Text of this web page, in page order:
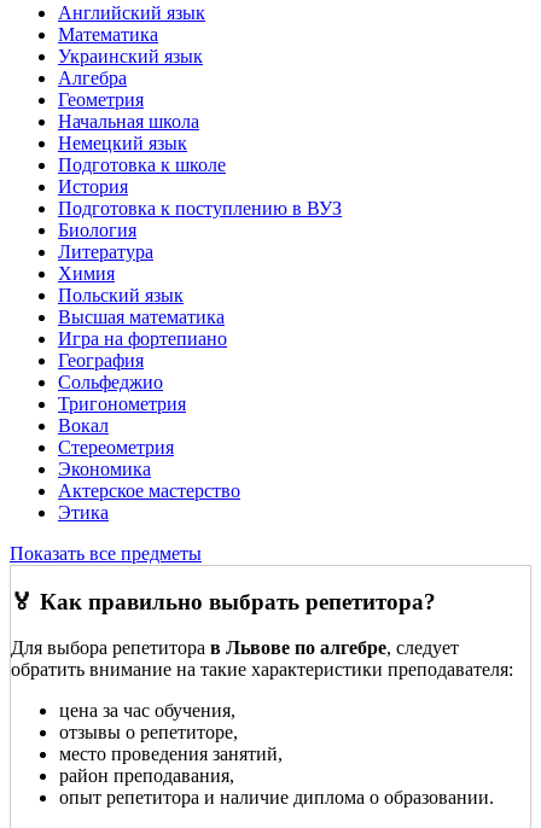
Английский язык
Математика
Украинский язык
Алгебра
Геометрия
Начальная школа
Немецкий язык
Подготовка к школе
История
Подготовка к поступлению в ВУЗ
Биология
Литература
Химия
Польский язык
Высшая математика
Игра на фортепиано
География
Сольфеджио
Тригонометрия
Вокал
Стереометрия
Экономика
Актерское мастерство
Этика
Показать все предметы
🏅 Как правильно выбрать репетитора?
Для выбора репетитора в Львове по алгебре, следует
обратить внимание на такие характеристики преподавателя:
цена за час обучения,
отзывы о репетиторе,
место проведения занятий,
район преподавания,
опыт репетитора и наличие диплома о образовании.